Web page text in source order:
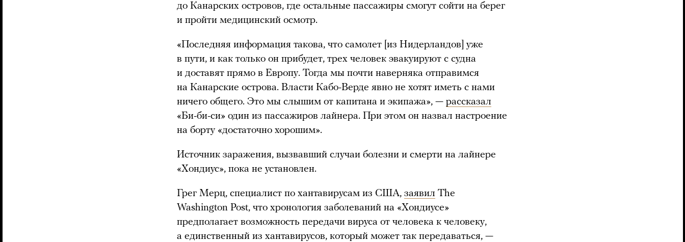
до Канарских островов, где остальные пассажиры смогут сойти на берег
и пройти медицинский осмотр.
«Последняя информация такова, что самолет [из Нидерландов] уже
в пути, и как только он прибудет, трех человек эвакуируют с судна
и доставят прямо в Европу. Тогда мы почти наверняка отправимся
на Канарские острова. Власти Кабо-Верде явно не хотят иметь с нами
ничего общего. Это мы слышим от капитана и экипажа», — рассказал
«Би-би-си» один из пассажиров лайнера. При этом он назвал настроение
на борту «достаточно хорошим».
Источник заражения, вызвавший случаи болезни и смерти на лайнере
«Хондиус», пока не установлен.
Грег Мерц, специалист по хантавирусам из США, заявил The
Washington Post, что хронология заболеваний на «Хондиусе»
предполагает возможность передачи вируса от человека к человеку,
а единственный из хантавирусов, который может так передаваться, —